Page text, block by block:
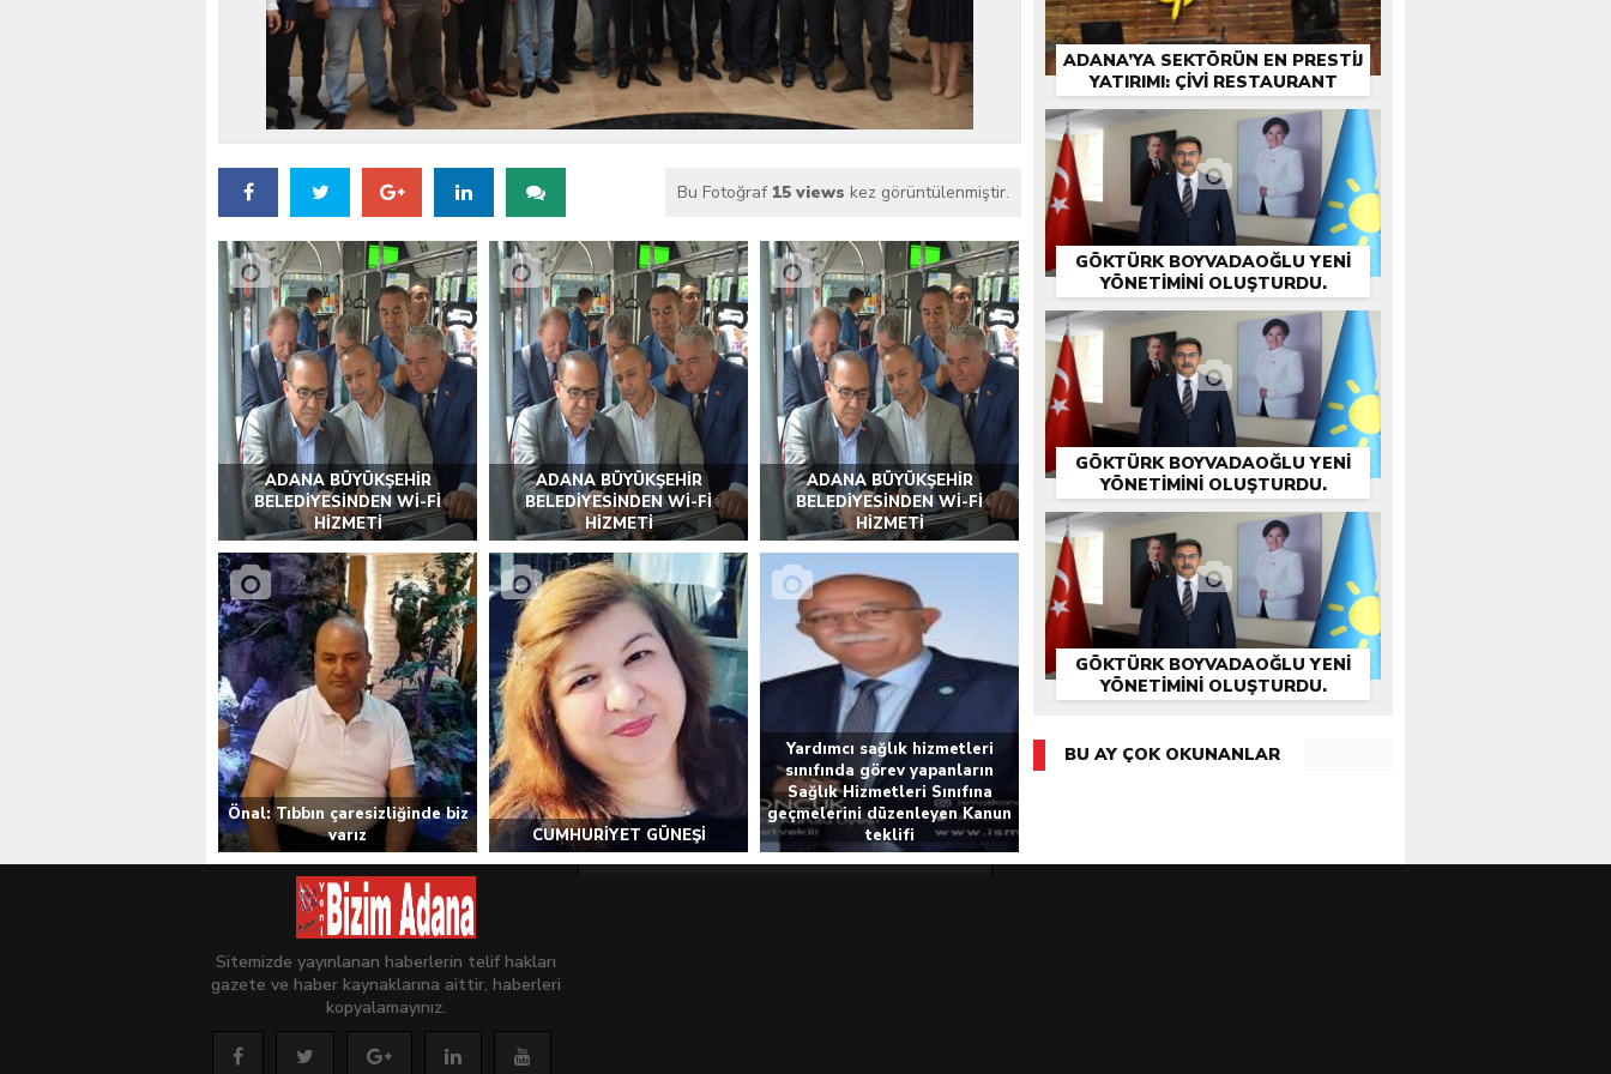
VALİ KÖŞGER SEYHAN İLÇEMİZ BARBAROS MAHALLESİ’NDE VATANDAŞLARLA BULUŞTU
Bu Fotoğraf 15 views kez görüntülenmiştir.
ADANA BÜYÜKŞEHİR
BELEDİYESİNDEN Wİ-Fİ
HİZMETİ
ADANA BÜYÜKŞEHİR
BELEDİYESİNDEN Wİ-Fİ
HİZMETİ
ADANA BÜYÜKŞEHİR
BELEDİYESİNDEN Wİ-Fİ
HİZMETİ
Önal: Tıbbın çaresizliğinde biz
varız
CUMHURİYET GÜNEŞİ
Yardımcı sağlık hizmetleri
sınıfında görev yapanların
Sağlık Hizmetleri Sınıfına
geçmelerini düzenleyen Kanun
teklifi
ADANA’YA SEKTÖRÜN EN PRESTIJ
YATIRIMI: ÇİVİ RESTAURANT
GÖKTÜRK BOYVADAOĞLU YENİ
YÖNETİMİNİ OLUŞTURDU.
GÖKTÜRK BOYVADAOĞLU YENİ
YÖNETİMİNİ OLUŞTURDU.
GÖKTÜRK BOYVADAOĞLU YENİ
YÖNETİMİNİ OLUŞTURDU.
BU AY ÇOK OKUNANLAR
Sitemizde yayınlanan haberlerin telif hakları
gazete ve haber kaynaklarına aittir, haberleri
kopyalamayınız.